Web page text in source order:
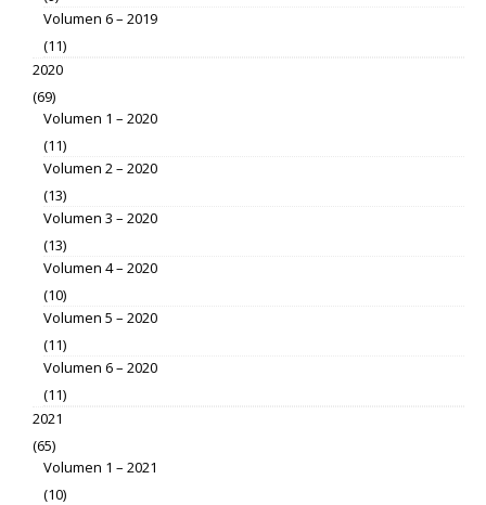
Volumen 6 – 2019
(11)
2020
(69)
Volumen 1 – 2020
(11)
Volumen 2 – 2020
(13)
Volumen 3 – 2020
(13)
Volumen 4 – 2020
(10)
Volumen 5 – 2020
(11)
Volumen 6 – 2020
(11)
2021
(65)
Volumen 1 – 2021
(10)